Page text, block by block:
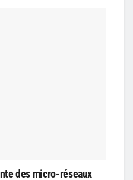
des micro-réseaux